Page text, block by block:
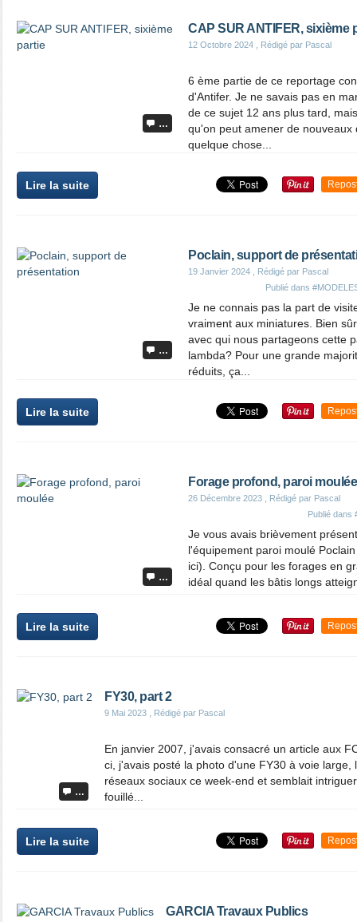
…
CAP SUR ANTIFER, sixième
12 Octobre 2024 , Rédigé par Pascal
6 ème partie de ce reportage
d'Antifer. Je ne savais pas en
de ce sujet 12 ans plus tard,
qu'on peut amener de nouveaux
quelque chose...
Lire la suite
…
Poclain, support de
19 Janvier 2024 , Rédigé par Pascal
Publié dans
Je ne connais pas la part de
vraiment aux miniatures. Bien
avec qui nous partageons cette
lambda? Pour une grande
réduits, ça...
Lire la suite
…
Forage profond, paroi moulée
26 Décembre 2023 , Rédigé par Pascal
Publié dans
Je vous avais brièvement
l'équipement paroi moulé
ici). Conçu pour les forages en
idéal quand les bâtis longs
Lire la suite
…
FY30, part 2
9 Mai 2023 , Rédigé par Pascal
En janvier 2007, j'avais consacré un article aux
ci, j'avais posté la photo d'une FY30 à voie large,
réseaux sociaux ce week-end et semblait
fouillé...
Lire la suite
GARCIA Travaux Publics